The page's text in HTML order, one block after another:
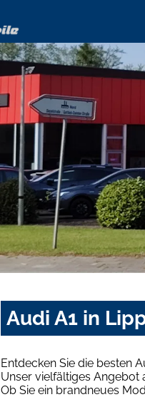
Audi A1 in
Entdecken Sie die besten
Unser vielfältiges Angebot
Ob Sie ein brandneues